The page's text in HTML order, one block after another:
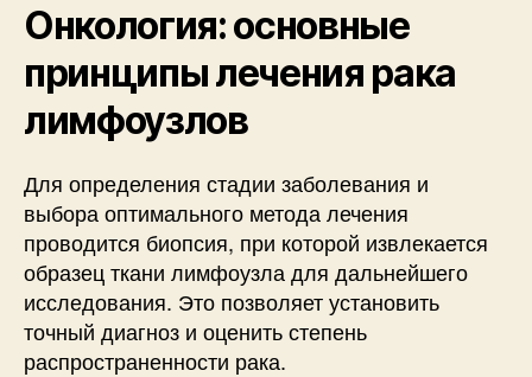
Онкология: основные
принципы лечения рака
лимфоузлов
Для определения стадии заболевания и
выбора оптимального метода лечения
проводится биопсия, при которой извлекается
образец ткани лимфоузла для дальнейшего
исследования. Это позволяет установить
точный диагноз и оценить степень
распространенности рака.